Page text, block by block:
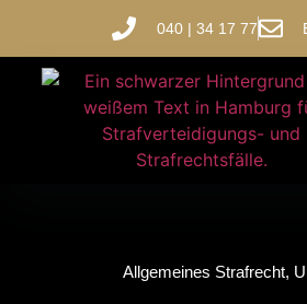
040 | 34 17 77
Allgemeines Strafrecht,